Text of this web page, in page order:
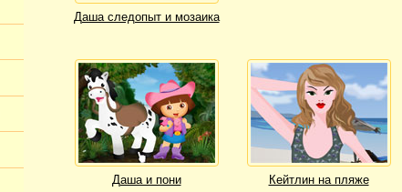
Даша следопыт и мозаика
Даша и пони Кейтлин на пляже